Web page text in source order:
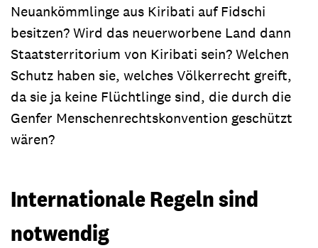
Neuankömmlinge aus Kiribati auf Fidschi
besitzen? Wird das neuerworbene Land dann
Staatsterritorium von Kiribati sein? Welchen
Schutz haben sie, welches Völkerrecht greift,
da sie ja keine Flüchtlinge sind, die durch die
Genfer Menschenrechtskonvention geschützt
wären?
Internationale Regeln sind
notwendig